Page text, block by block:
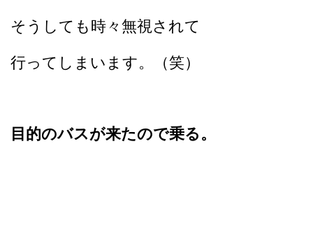
そうしても時々無視されて
行ってしまいます。（笑）
目的のバスが来たので乗る。